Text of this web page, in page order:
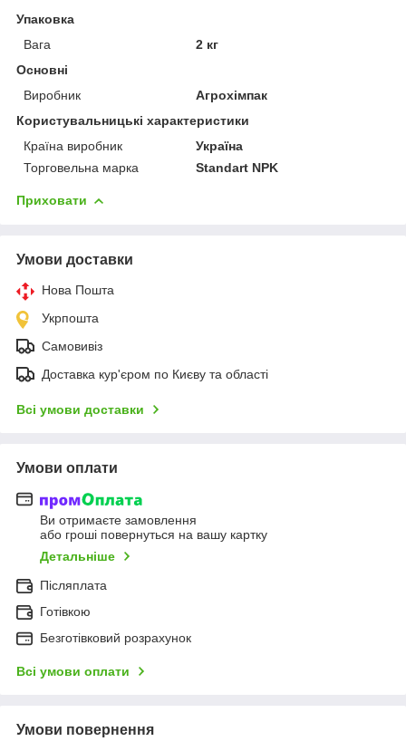
Упаковка
Вага
2 кг
Основні
Виробник
Агрохімпак
Користувальницькі характеристики
Країна виробник
Україна
Торговельна марка
Standart NPK
Приховати
Умови доставки
Нова Пошта
Укрпошта
Самовивіз
Доставка кур'єром по Києву та області
Всі умови доставки
Умови оплати
Ви отримаєте замовлення
або гроші повернуться на вашу картку
Детальніше
Післяплата
Готівкою
Безготівковий розрахунок
Всі умови оплати
Умови повернення